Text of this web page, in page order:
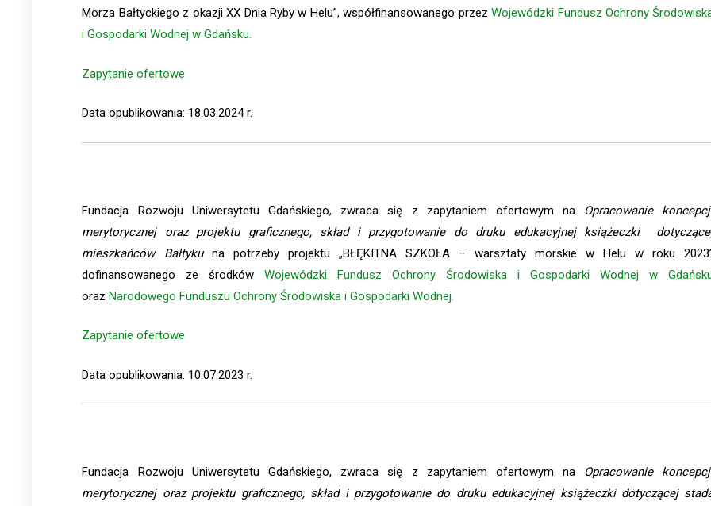
Morza Bałtyckiego z okazji XX Dnia Ryby w Helu”, współfinansowanego przezWojewódzki Fundusz Ochrony
i Gospodarki Wodnej w Gdańsku.
Zapytanie ofertowe
Data opublikowania: 18.03.2024 r.
Fundacja Rozwoju Uniwersytetu Gdańskiego, zwraca się z zapytaniem ofertowym na Opracowanie
merytorycznej oraz projektu graficznego, skład i przygotowanie do druku edukacyjnej książeczki
mieszkańców Bałtykuna potrzeby projektu „BŁĘKITNA SZKOŁA – warsztaty morskie w Helu w roku
dofinansowanego ze środkówWojewódzki Fundusz Ochrony Środowiska i Gospodarki Wodnej w
orazNarodowego Funduszu Ochrony Środowiska i Gospodarki Wodnej.
Zapytanie ofertowe
Data opublikowania: 10.07.2023 r.
Fundacja Rozwoju Uniwersytetu Gdańskiego, zwraca się z zapytaniem ofertowym na Opracowanie
merytorycznej oraz projektu graficznego, skład i przygotowanie do druku edukacyjnej książeczki dotyczącej